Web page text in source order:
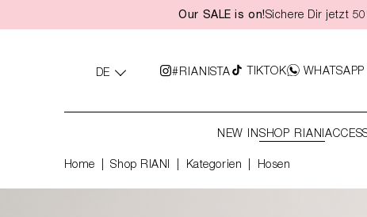
Zur Hauptnavigation springen
Our SALE is on!Sichere Dir jetzt
DE #RIANISTA TIKTOK WHATSAPP
NEW INSHOP RIANI
Home Shop RIANI Kategorien Hosen